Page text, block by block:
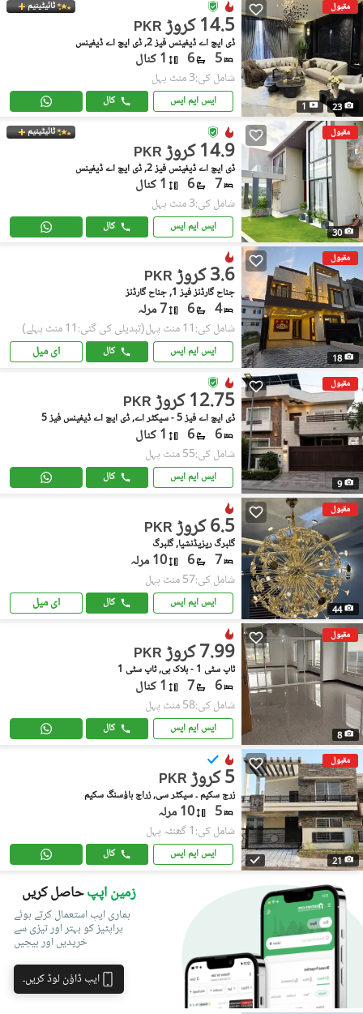
مقبول
23
1
ٹائیٹینیم
PKR 14.5 کروڑ
ڈی ایچ اے ڈیفینس فیز 2, ڈی ایچ اے ڈیفینس
5
6 1 کنال
شامل کی:3 منٹ پہل
ایس ایم ایس کال
مقبول
30
ٹائیٹینیم
PKR 14.9 کروڑ
ڈی ایچ اے ڈیفینس فیز 2, ڈی ایچ اے ڈیفینس
7
6 1 کنال
شامل کی:3 منٹ پہل
ایس ایم ایس کال
مقبول
18
PKR 3.6 کروڑ
جناح گارڈنز فیز 1, جناح گارڈنز
4
6 7 مرلہ
شامل کی:11 منٹ پہل (تبدیلی کی گئی:11 منٹ پہلے)
ایس ایم ایس کال ای میل
مقبول
9
PKR 12.75 کروڑ
ڈی ایچ اے فیز 5 - سیکٹر اے, ڈی ایچ اے ڈیفینس فیز 5
6
6 1 کنال
شامل کی:55 منٹ پہل
ایس ایم ایس کال
مقبول
44
PKR 6.5 کروڑ
گلبرگ ریزیڈنشیا, گلبرگ
7
6 10 مرلہ
شامل کی:57 منٹ پہل
ایس ایم ایس کال ای میل
مقبول
8
PKR 7.99 کروڑ
ٹاپ سٹی 1 - بلاک بی, ٹاپ سٹی 1
6
7 1 کنال
شامل کی:58 منٹ پہل
ایس ایم ایس کال
مقبول
21
PKR 5 کروڑ
زرج سکیم ۔ سیکٹر سی, زراج ہاؤسنگ سکیم
5 10 مرلہ
شامل کی:1 گھنٹہ پہل
ایس ایم ایس کال
زمین اپپحاصل کریں
ہماری ایپ استعمال کرتے ہوئے
پراپٹیز کو بہتر اور تیزی سے
خریدیں اور بیچیں
ایپ ڈاؤن لوڈ کریں۔